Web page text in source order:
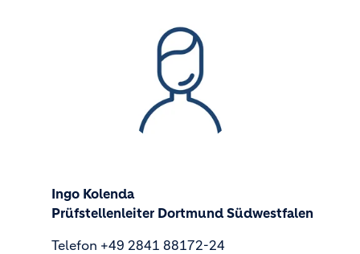
Ingo Kolenda
Prüfstellenleiter Dortmund Südwestfalen
Telefon +49 2841 88172-24